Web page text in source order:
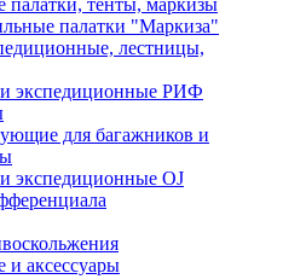
палатки, тенты, маркизы
палатки "Маркиза"
лестницы,
экспедиционные РИФ
для багажников и
экспедиционные OJ
и аксессуары